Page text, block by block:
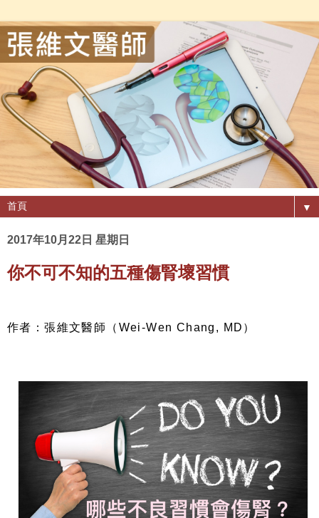
▼
2017年10月22日 星期日
你不可不知的五種傷腎壞習慣
作者：張維文醫師（Wei-Wen Chang, MD）